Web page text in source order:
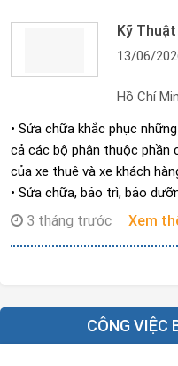
13/06/
Hồ Chí
• Sửa chữa khắc phục
cả các bộ phận thuộc phần
của xe thuê và xe khách
• Sửa chữa, bảo trì, bảo
sự phân công hằng ngày.
3 tháng trước Xem
CÔNG VIỆC